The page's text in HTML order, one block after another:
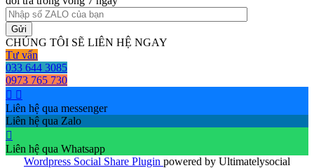
CHÚNG TÔI SẼ LIÊN HỆ NGAY
Tư vấn
033 644 3085
0973 765 730
Liên hệ qua messenger
Liên hệ qua Zalo
Liên hệ qua Whatsapp
Wordpress Social Share Plugin powered by Ultimatelysocial